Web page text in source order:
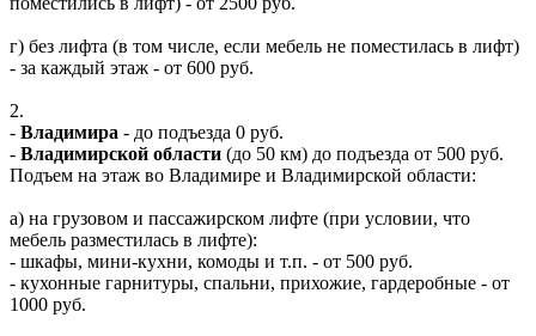
г) без лифта (в том числе, если мебель не поместилась в лифт)
- за каждый этаж - от 600 руб.
2.
- Владимира - до подъезда 0 руб.
- Владимирской области (до 50 км) до подъезда от 500 руб.
Подъем на этаж во Владимире и Владимирской области:
а) на грузовом и пассажирском лифте (при условии, что
мебель разместилась в лифте):
- шкафы, мини-кухни, комоды и т.п. - от 500 руб.
- кухонные гарнитуры, спальни, прихожие, гардеробные - от
1000 руб.